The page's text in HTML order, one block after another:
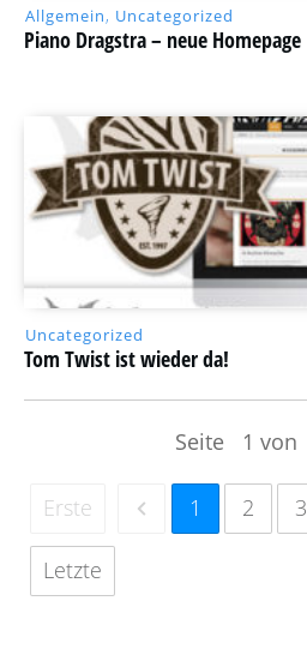
Allgemein, Uncategorized
Piano Dragstra – neue Homepage
Uncategorized
Tom Twist ist wieder da!
Seite 1 von
Erste 1 2 3
Letzte